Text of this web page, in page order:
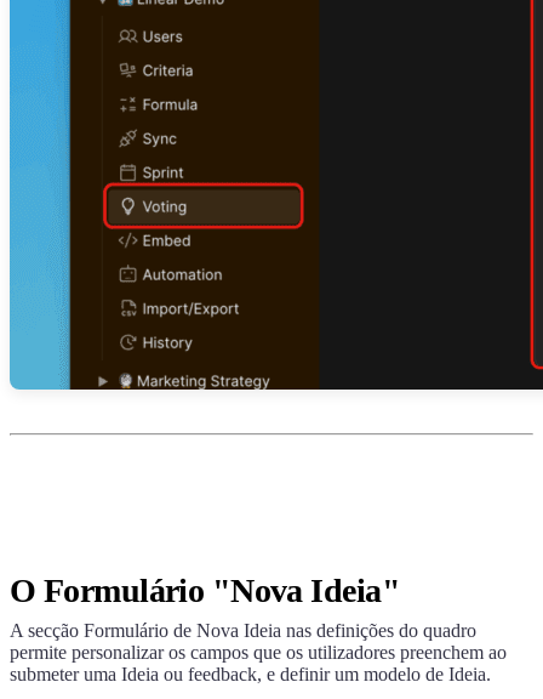
O Formulário "Nova Ideia"
A secção Formulário de Nova Ideia nas definições do quadro
permite personalizar os campos que os utilizadores preenchem ao
submeter uma Ideia ou feedback, e definir um modelo de Ideia.